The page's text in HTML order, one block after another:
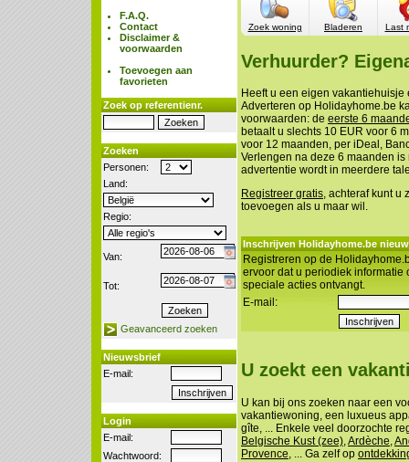
F.A.Q.
Contact
Disclaimer &
voorwaarden
Toevoegen aan
favorieten
Zoek op referentienr.
Zoeken
Personen:
Land:
Regio:
Van:
Tot:
Geavanceerd zoeken
Nieuwsbrief
E-mail:
Login
E-mail:
Wachtwoord:
Zoek woning Bladeren Last
Verhuurder?
Heeft u een eigen
Adverteren op Holidayhome.be
voorwaarden: de eerste 6
betaalt u slechts 10 EUR voor 6
voor 12 maanden, per iDeal,
Verlengen na deze 6 maanden is
advertentie wordt in meerdere
Registreer gratis, achteraf kunt u
toevoegen als u maar wil.
Inschrijven Holidayhome.be
Registreren op de
ervoor dat u periodiek informatie
speciale acties ontvangt.
E-mail:
U zoekt een
U kan bij ons zoeken naar een
vakantiewoning, een luxueus
gîte, ... Enkele veel doorzochte
Belgische Kust (zee) Ardèche
Provence , ... Ga zelf op